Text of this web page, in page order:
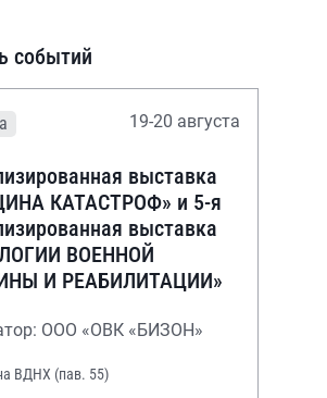
событий
19-20 августа
выставка
КАТАСТРОФ» и 5-я
выставка
ВОЕННОЙ
И РЕАБИЛИТАЦИИ»
ООО «ОВК «БИЗОН»
ВДНХ (пав. 55)